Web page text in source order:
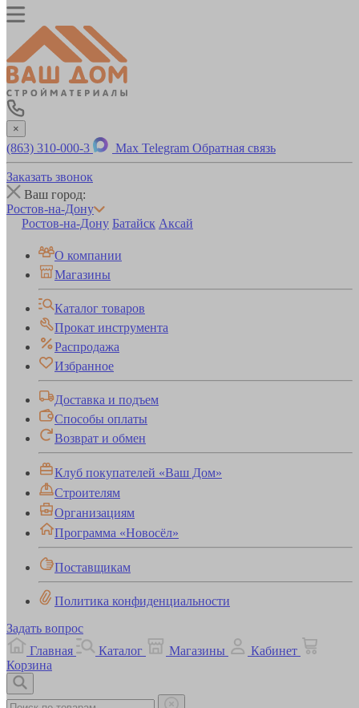
×
(863) 310-000-3 Max Telegram Обратная связь
Заказать звонок
Ваш город:
Ростов-на-Дону
Ростов-на-Дону Батайск Аксай
О компании
Магазины
Каталог товаров
Прокат инструмента
Распродажа
Избранное
Доставка и подъем
Способы оплаты
Возврат и обмен
Клуб покупателей «Ваш Дом»
Строителям
Организациям
Программа «Новосёл»
Поставщикам
Политика конфиденциальности
Задать вопрос
Главная
Каталог Магазины
Кабинет
Корзина